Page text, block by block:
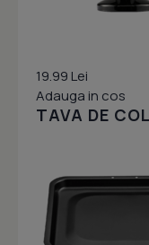
19.99 Lei
Adauga in cos
TAVA DE